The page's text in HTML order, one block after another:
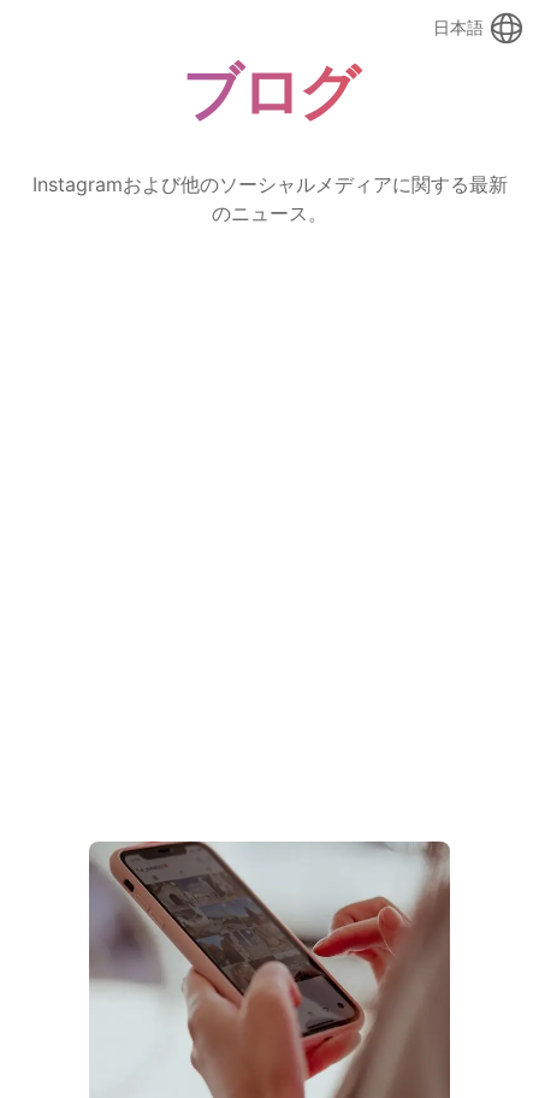
日本語
ブログ
Instagramおよび他のソーシャルメディアに関する最新
のニュース。